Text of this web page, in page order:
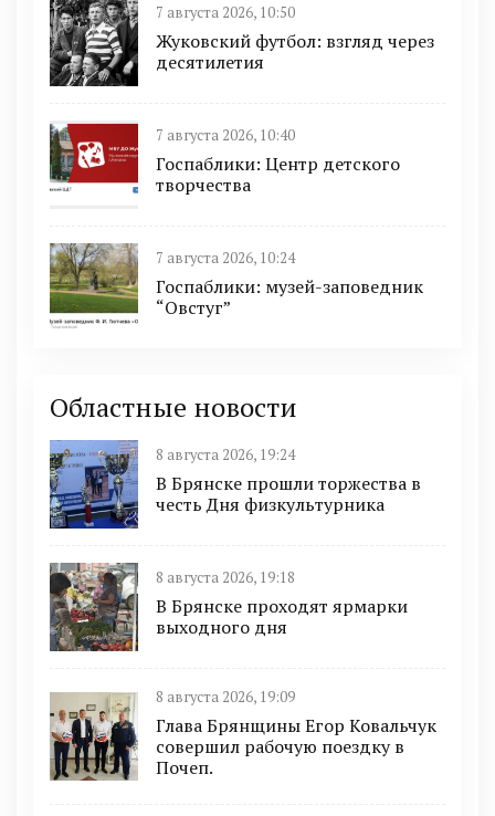
7 августа 2026, 10:50
Жуковский футбол: взгляд через
десятилетия
7 августа 2026, 10:40
Госпаблики: Центр детского
творчества
7 августа 2026, 10:24
Госпаблики: музей-заповедник
“Овстуг”
Областные новости
8 августа 2026, 19:24
В Брянске прошли торжества в
честь Дня физкультурника
8 августа 2026, 19:18
В Брянске проходят ярмарки
выходного дня
8 августа 2026, 19:09
Глава Брянщины Егор Ковальчук
совершил рабочую поездку в
Почеп.